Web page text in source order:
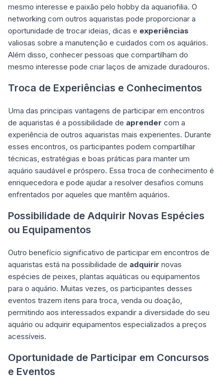
mesmo interesse e paixão pelo hobby da aquariofilia. O
networking com outros aquaristas pode proporcionar a
oportunidade de trocar ideias, dicas e experiências
valiosas sobre a manutenção e cuidados com os aquários.
Além disso, conhecer pessoas que compartilham do
mesmo interesse pode criar laços de amizade duradouros.
Troca de Experiências e Conhecimentos
Uma das principais vantagens de participar em encontros
de aquaristas é a possibilidade de aprender com a
experiência de outros aquaristas mais experientes. Durante
esses encontros, os participantes podem compartilhar
técnicas, estratégias e boas práticas para manter um
aquário saudável e próspero. Essa troca de conhecimento é
enriquecedora e pode ajudar a resolver desafios comuns
enfrentados por aqueles que mantêm aquários.
Possibilidade de Adquirir Novas Espécies
ou Equipamentos
Outro benefício significativo de participar em encontros de
aquaristas está na possibilidade de adquirir novas
espécies de peixes, plantas aquáticas ou equipamentos
para o aquário. Muitas vezes, os participantes desses
eventos trazem itens para troca, venda ou doação,
permitindo aos interessados expandir a diversidade do seu
aquário ou adquirir equipamentos especializados a preços
acessíveis.
Oportunidade de Participar em Concursos
e Eventos